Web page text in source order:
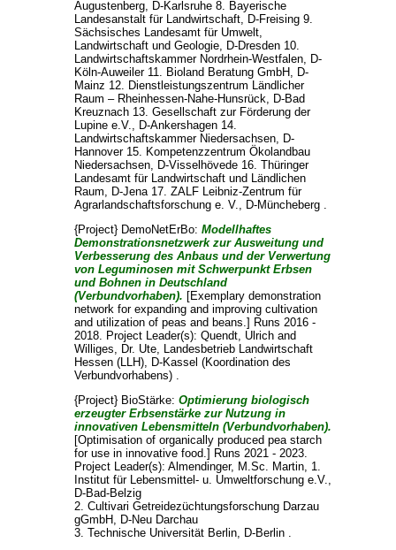
Augustenberg, D-Karlsruhe 8. Bayerische
Landesanstalt für Landwirtschaft, D-Freising 9.
Sächsisches Landesamt für Umwelt,
Landwirtschaft und Geologie, D-Dresden 10.
Landwirtschaftskammer Nordrhein-Westfalen, D-
Köln-Auweiler 11. Bioland Beratung GmbH, D-
Mainz 12. Dienstleistungszentrum Ländlicher
Raum – Rheinhessen-Nahe-Hunsrück, D-Bad
Kreuznach 13. Gesellschaft zur Förderung der
Lupine e.V., D-Ankershagen 14.
Landwirtschaftskammer Niedersachsen, D-
Hannover 15. Kompetenzzentrum Ökolandbau
Niedersachsen, D-Visselhövede 16. Thüringer
Landesamt für Landwirtschaft und Ländlichen
Raum, D-Jena 17. ZALF Leibniz-Zentrum für
Agrarlandschaftsforschung e. V., D-Müncheberg .
{Project} DemoNetErBo: Modellhaftes
Demonstrationsnetzwerk zur Ausweitung und
Verbesserung des Anbaus und der Verwertung
von Leguminosen mit Schwerpunkt Erbsen
und Bohnen in Deutschland
(Verbundvorhaben). [Exemplary demonstration
network for expanding and improving cultivation
and utilization of peas and beans.] Runs 2016 -
2018. Project Leader(s): Quendt, Ulrichand
Williges, Dr. Ute, Landesbetrieb Landwirtschaft
Hessen (LLH), D-Kassel (Koordination des
Verbundvorhabens) .
{Project} BioStärke: Optimierung biologisch
erzeugter Erbsenstärke zur Nutzung in
innovativen Lebensmitteln (Verbundvorhaben).
[Optimisation of organically produced pea starch
for use in innovative food.] Runs 2021 - 2023.
Project Leader(s): Almendinger, M.Sc. Martin, 1.
Institut für Lebensmittel- u. Umweltforschung e.V.,
D-Bad-Belzig
2. Cultivari Getreidezüchtungsforschung Darzau
gGmbH, D-Neu Darchau
3. Technische Universität Berlin, D-Berlin .